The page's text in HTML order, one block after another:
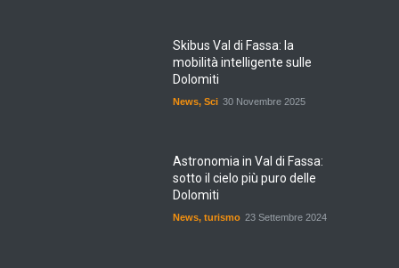
Skibus Val di Fassa: la
mobilità intelligente sulle
Dolomiti
News, Sci 30 Novembre 2025
Astronomia in Val di Fassa:
sotto il cielo più puro delle
Dolomiti
News, turismo 23 Settembre 2024